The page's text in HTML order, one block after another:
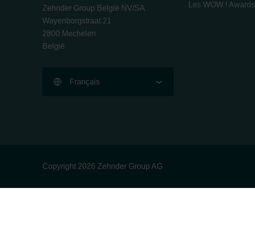
Zehnder Group België NV/SA
Wayenborgstraat 21
2800 Mechelen
België
Français
Les WOW ! Awards
Copyright 2026 Zehnder Group AG